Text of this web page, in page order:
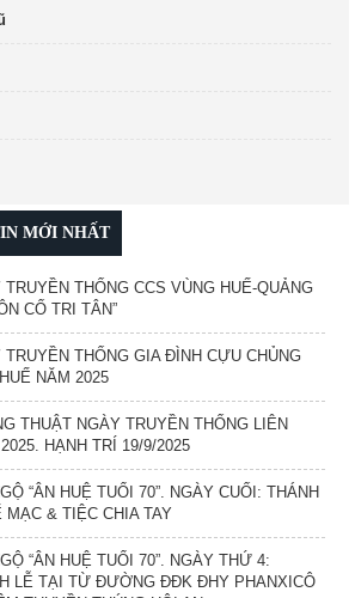
MỚI NHẤT
TRUYỀN THỐNG CCS VÙNG HUẾ-QUẢNG
CỐ TRI TÂN”
TRUYỀN THỐNG GIA ĐÌNH CỰU CHỦNG
NĂM 2025
THUẬT NGÀY TRUYỀN THỐNG LIÊN
HẠNH TRÍ 19/9/2025
“ÂN HUỆ TUỔI 70”. NGÀY CUỐI: THÁNH
MẠC & TIỆC CHIA TAY
“ÂN HUỆ TUỔI 70”. NGÀY THỨ 4:
LỄ TẠI TỪ ĐƯỜNG ĐĐK ĐHY PHANXICÔ